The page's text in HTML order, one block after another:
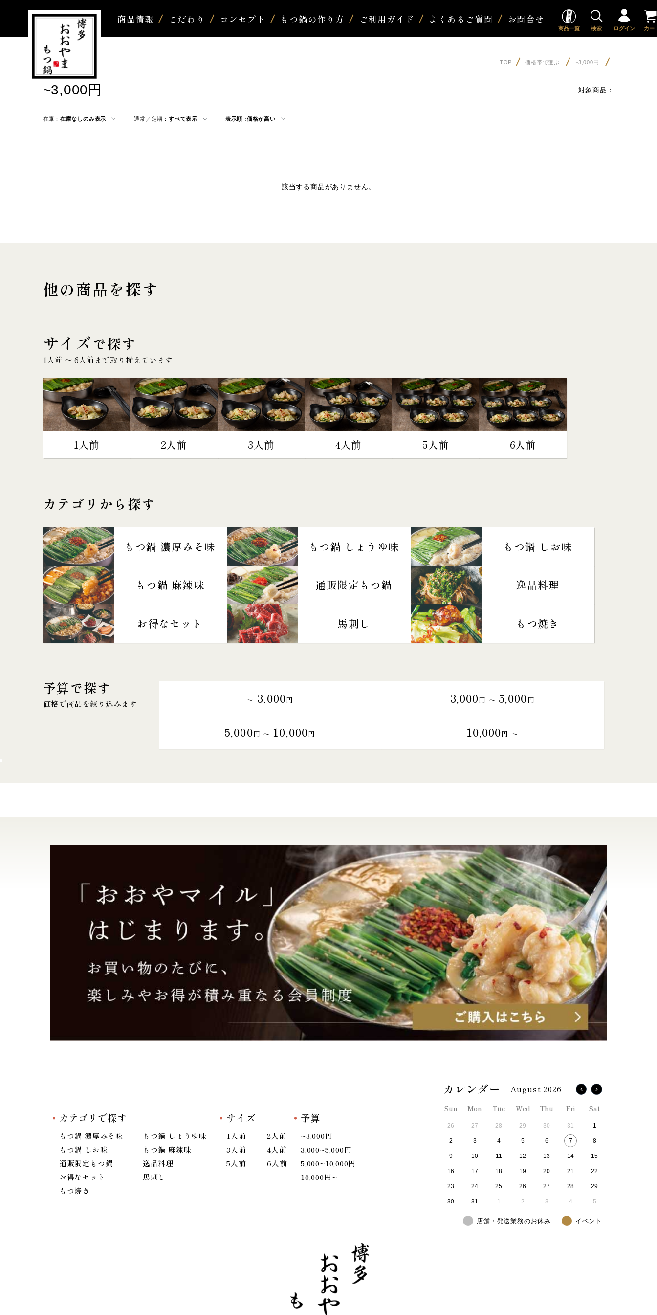
商品情報 こだわり コンセプト もつ鍋の作り方 ご利用ガイド よくあるご質問 お問合せ
商品一覧 検索 ログイン カー
TOP 価格帯で選ぶ ~3,000円
~3,000円 対象商品：
在庫： 在庫なしのみ表示 通常／定期： すべて表示 表示順 :価格が高い
該当する商品がありません。
他の商品を探す
サイズで探す
1人前 〜 6人前まで取り揃えています
1人前 2人前 3人前 4人前 5人前 6人前
カテゴリから探す
もつ鍋 濃厚みそ味 もつ鍋 しょうゆ味 もつ鍋 しお味
もつ鍋 麻辣味 通販限定もつ鍋 逸品料理
お得なセット 馬刺し もつ焼き
予算で探す
価格で商品を絞り込みます ～ 3,000円 3,000円 〜 5,000円
5,000円 〜 10,000円 10,000円 〜
カテゴリで探す
もつ鍋 濃厚みそ味
もつ鍋 しょうゆ味
もつ鍋 しお味
もつ鍋 麻辣味
通販限定もつ鍋
逸品料理
お得なセット
馬刺し
もつ焼き
サイズ
1人前
2人前
3人前
4人前
5人前
6人前
予算
~3,000円
3,000~5,000円
5,000~10,000円
10,000円~
August 2026
Sun Mon Tue Wed Thu Fri Sat
26 27 28 29 30 31 1
2 3 4 5 6 7 8
9 10 11 12 13 14 15
16 17 18 19 20 21 22
23 24 25 26 27 28 29
30 31 1 2 3 4 5
店舗・発送業務のお休み イベント